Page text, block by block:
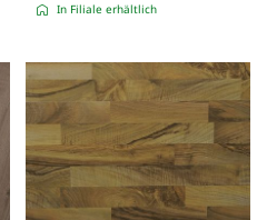
In Filiale erhältlich